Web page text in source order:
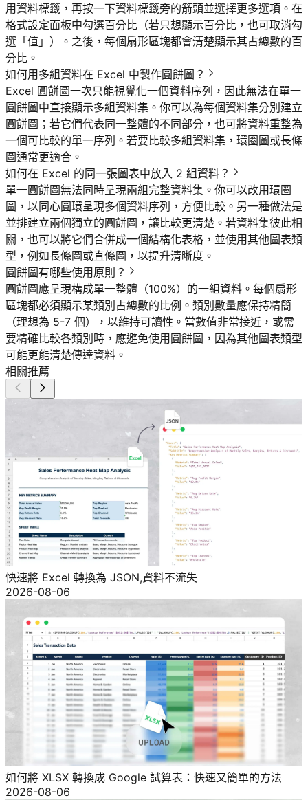
用資料標籤，再按一下資料標籤旁的箭頭並選擇更多選項。在
格式設定面板中勾選百分比（若只想顯示百分比，也可取消勾
選「值」）。之後，每個扇形區塊都會清楚顯示其占總數的百
分比。
如何用多組資料在 Excel 中製作圓餅圖？
Excel 圓餅圖一次只能視覺化一個資料序列，因此無法在單一
圓餅圖中直接顯示多組資料集。你可以為每個資料集分別建立
圓餅圖；若它們代表同一整體的不同部分，也可將資料重整為
一個可比較的單一序列。若要比較多組資料集，環圈圖或長條
圖通常更適合。
如何在 Excel 的同一張圖表中放入 2 組資料？
單一圓餅圖無法同時呈現兩組完整資料集。你可以改用環圈
圖，以同心圓環呈現多個資料序列，方便比較。另一種做法是
並排建立兩個獨立的圓餅圖，讓比較更清楚。若資料集彼此相
關，也可以將它們合併成一個結構化表格，並使用其他圖表類
型，例如長條圖或直條圖，以提升清晰度。
圓餅圖有哪些使用原則？
圓餅圖應呈現構成單一整體（100%）的一組資料。每個扇形
區塊都必須顯示某類別占總數的比例。類別數量應保持精簡
（理想為 5-7 個），以維持可讀性。當數值非常接近，或需
要精確比較各類別時，應避免使用圓餅圖，因為其他圖表類型
可能更能清楚傳達資料。
相關推薦
快速將 Excel 轉換為 JSON,資料不流失
2026-08-06
如何將 XLSX 轉換成 Google 試算表：快速又簡單的方法
2026-08-06